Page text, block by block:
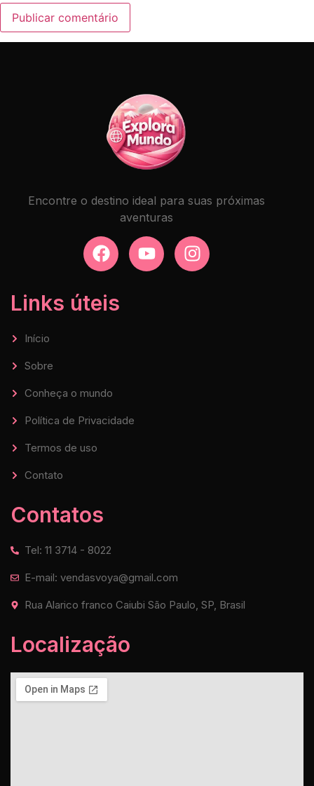
Encontre o destino ideal para suas próximas
aventuras
Links úteis
Início
Sobre
Conheça o mundo
Política de Privacidade
Termos de uso
Contato
Contatos
Tel: 11 3714 - 8022
E-mail: vendasvoya@gmail.com
Rua Alarico franco Caiubi São Paulo, SP, Brasil
Localização